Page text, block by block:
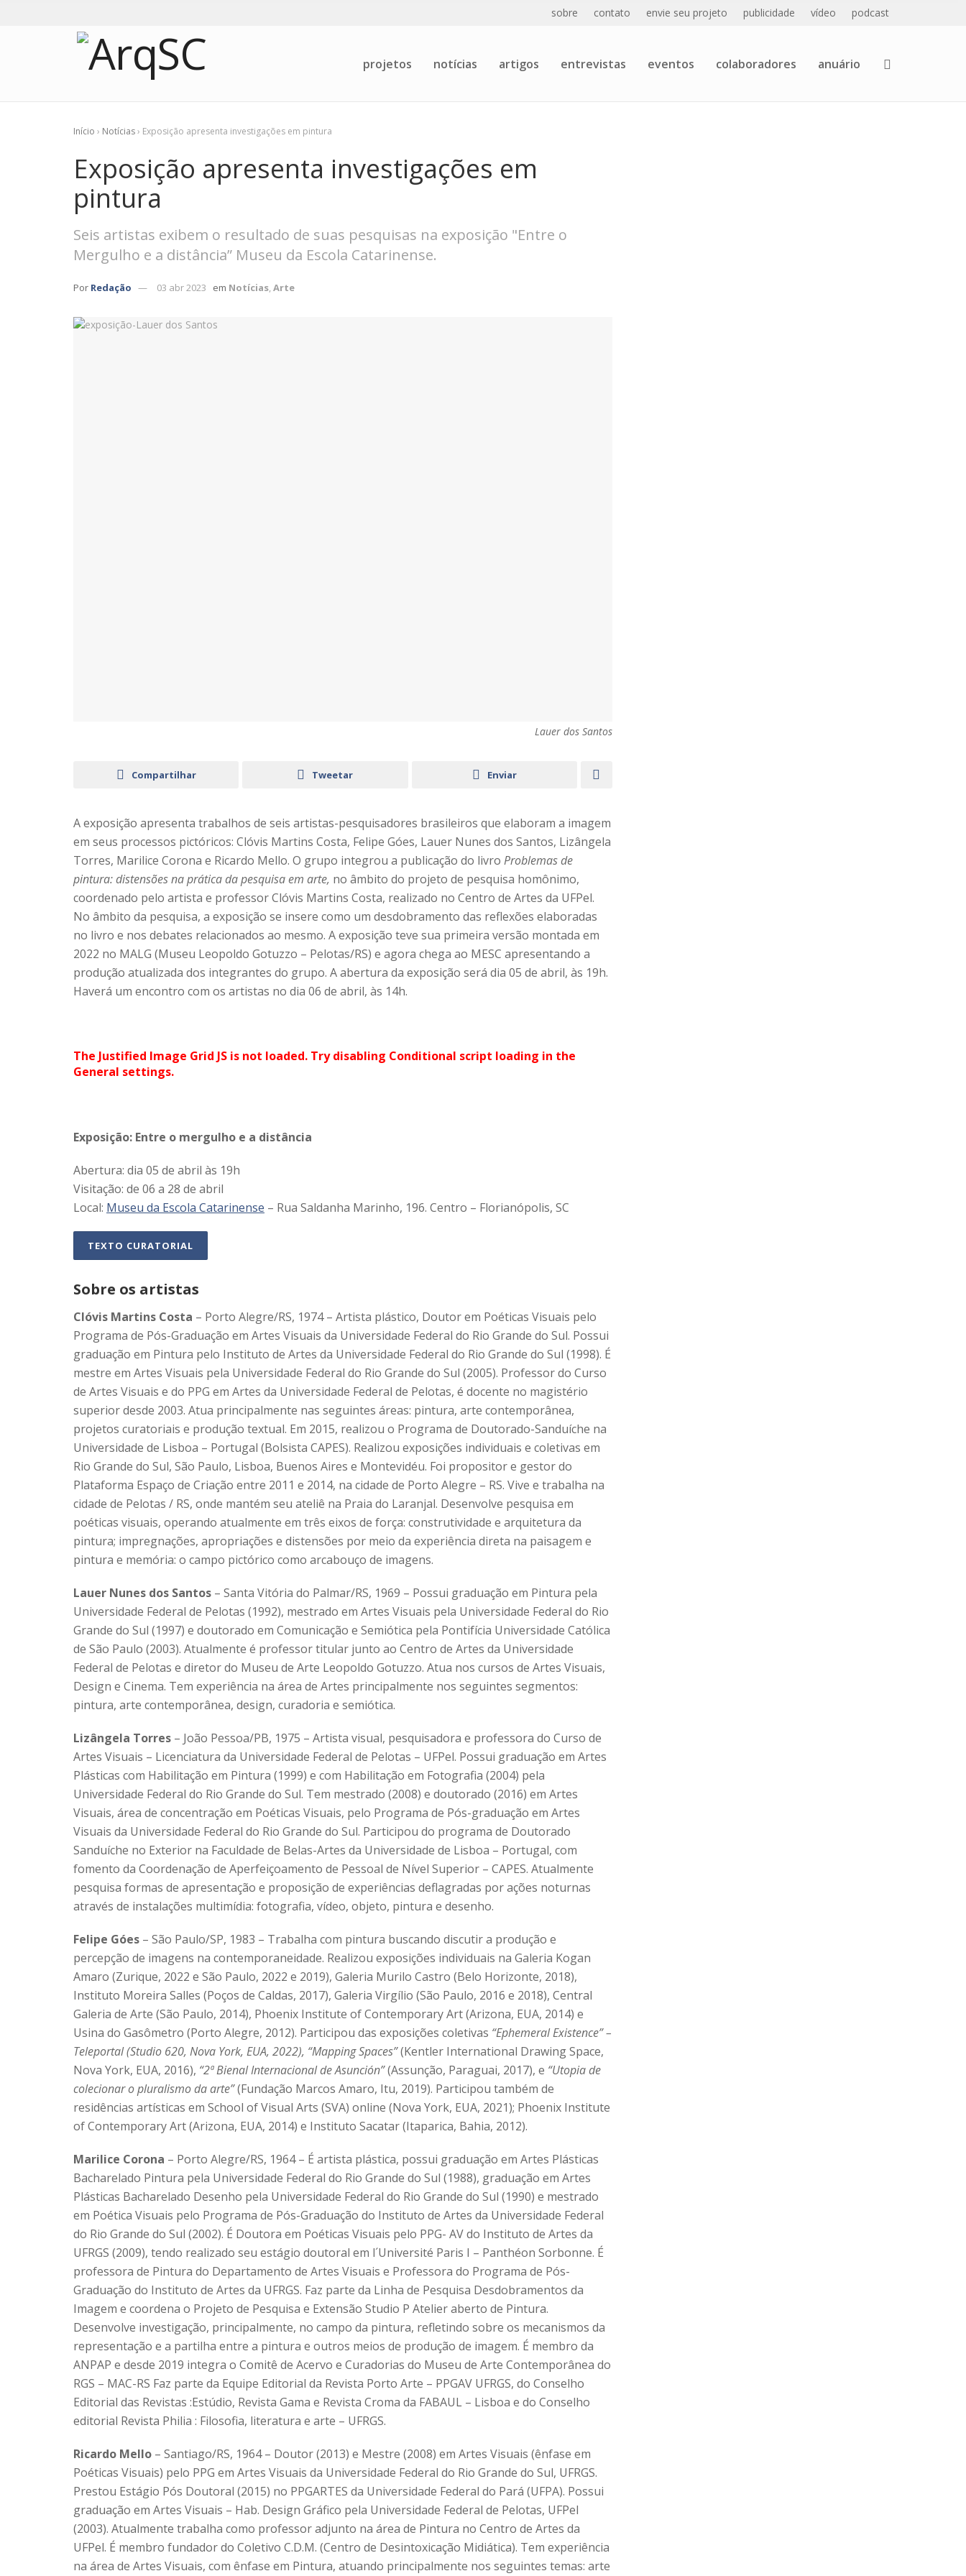
sobre contato envie seu projeto publicidade vídeo podcast
projetos notícias artigos entrevistas eventos colaboradores anuário
Início › Notícias› Exposição apresenta investigações em pintura
Exposição apresenta investigações em
pintura
Seis artistas exibem o resultado de suas pesquisas na exposição "Entre o
Mergulho e a distância” Museu da Escola Catarinense.
Por Redação 03 abr 2023 em Notícias Arte
Lauer dos Santos
Compartilhar Tweetar Enviar
A exposição apresenta trabalhos de seis artistas-pesquisadores brasileiros que elaboram a imagem
em seus processos pictóricos: Clóvis Martins Costa, Felipe Góes, Lauer Nunes dos Santos, Lizângela
Torres, Marilice Corona e Ricardo Mello. O grupo integrou a publicação do livro Problemas de
pintura: distensões na prática da pesquisa em arte, no âmbito do projeto de pesquisa homônimo,
coordenado pelo artista e professor Clóvis Martins Costa, realizado no Centro de Artes da UFPel.
No âmbito da pesquisa, a exposição se insere como um desdobramento das reflexões elaboradas
no livro e nos debates relacionados ao mesmo. A exposição teve sua primeira versão montada em
2022 no MALG (Museu Leopoldo Gotuzzo – Pelotas/RS) e agora chega ao MESC apresentando a
produção atualizada dos integrantes do grupo. A abertura da exposição será dia 05 de abril, às 19h.
Haverá um encontro com os artistas no dia 06 de abril, às 14h.
The Justified Image Grid JS is not loaded. Try disabling Conditional script loading in the
General settings.
Exposição: Entre o mergulho e a distância
Abertura: dia 05 de abril às 19h
Visitação: de 06 a 28 de abril
Local: Museu da Escola Catarinense – Rua Saldanha Marinho, 196. Centro – Florianópolis, SC
TEXTO CURATORIAL
Sobre os artistas
Clóvis Martins Costa – Porto Alegre/RS, 1974 – Artista plástico, Doutor em Poéticas Visuais pelo
Programa de Pós-Graduação em Artes Visuais da Universidade Federal do Rio Grande do Sul. Possui
graduação em Pintura pelo Instituto de Artes da Universidade Federal do Rio Grande do Sul (1998). É
mestre em Artes Visuais pela Universidade Federal do Rio Grande do Sul (2005). Professor do Curso
de Artes Visuais e do PPG em Artes da Universidade Federal de Pelotas, é docente no magistério
superior desde 2003. Atua principalmente nas seguintes áreas: pintura, arte contemporânea,
projetos curatoriais e produção textual. Em 2015, realizou o Programa de Doutorado-Sanduíche na
Universidade de Lisboa – Portugal (Bolsista CAPES). Realizou exposições individuais e coletivas em
Rio Grande do Sul, São Paulo, Lisboa, Buenos Aires e Montevidéu. Foi propositor e gestor do
Plataforma Espaço de Criação entre 2011 e 2014, na cidade de Porto Alegre – RS. Vive e trabalha na
cidade de Pelotas / RS, onde mantém seu ateliê na Praia do Laranjal. Desenvolve pesquisa em
poéticas visuais, operando atualmente em três eixos de força: construtividade e arquitetura da
pintura; impregnações, apropriações e distensões por meio da experiência direta na paisagem e
pintura e memória: o campo pictórico como arcabouço de imagens.
Lauer Nunes dos Santos – Santa Vitória do Palmar/RS, 1969 – Possui graduação em Pintura pela
Universidade Federal de Pelotas (1992), mestrado em Artes Visuais pela Universidade Federal do Rio
Grande do Sul (1997) e doutorado em Comunicação e Semiótica pela Pontifícia Universidade Católica
de São Paulo (2003). Atualmente é professor titular junto ao Centro de Artes da Universidade
Federal de Pelotas e diretor do Museu de Arte Leopoldo Gotuzzo. Atua nos cursos de Artes Visuais,
Design e Cinema. Tem experiência na área de Artes principalmente nos seguintes segmentos:
pintura, arte contemporânea, design, curadoria e semiótica.
Lizângela Torres – João Pessoa/PB, 1975 – Artista visual, pesquisadora e professora do Curso de
Artes Visuais – Licenciatura da Universidade Federal de Pelotas – UFPel. Possui graduação em Artes
Plásticas com Habilitação em Pintura (1999) e com Habilitação em Fotografia (2004) pela
Universidade Federal do Rio Grande do Sul. Tem mestrado (2008) e doutorado (2016) em Artes
Visuais, área de concentração em Poéticas Visuais, pelo Programa de Pós-graduação em Artes
Visuais da Universidade Federal do Rio Grande do Sul. Participou do programa de Doutorado
Sanduíche no Exterior na Faculdade de Belas-Artes da Universidade de Lisboa – Portugal, com
fomento da Coordenação de Aperfeiçoamento de Pessoal de Nível Superior – CAPES. Atualmente
pesquisa formas de apresentação e proposição de experiências deflagradas por ações noturnas
através de instalações multimídia: fotografia, vídeo, objeto, pintura e desenho.
Felipe Góes – São Paulo/SP, 1983 – Trabalha com pintura buscando discutir a produção e
percepção de imagens na contemporaneidade. Realizou exposições individuais na Galeria Kogan
Amaro (Zurique, 2022 e São Paulo, 2022 e 2019), Galeria Murilo Castro (Belo Horizonte, 2018),
Instituto Moreira Salles (Poços de Caldas, 2017), Galeria Virgílio (São Paulo, 2016 e 2018), Central
Galeria de Arte (São Paulo, 2014), Phoenix Institute of Contemporary Art (Arizona, EUA, 2014) e
Usina do Gasômetro (Porto Alegre, 2012). Participou das exposições coletivas “Ephemeral Existence” –
Teleportal (Studio 620, Nova York, EUA, 2022), “Mapping Spaces”(Kentler International Drawing Space,
Nova York, EUA, 2016), “2ª Bienal Internacional de Asunción”(Assunção, Paraguai, 2017), e “Utopia de
colecionar o pluralismo da arte”(Fundação Marcos Amaro, Itu, 2019). Participou também de
residências artísticas em School of Visual Arts (SVA) online (Nova York, EUA, 2021); Phoenix Institute
of Contemporary Art (Arizona, EUA, 2014) e Instituto Sacatar (Itaparica, Bahia, 2012).
Marilice Corona – Porto Alegre/RS, 1964 – É artista plástica, possui graduação em Artes Plásticas
Bacharelado Pintura pela Universidade Federal do Rio Grande do Sul (1988), graduação em Artes
Plásticas Bacharelado Desenho pela Universidade Federal do Rio Grande do Sul (1990) e mestrado
em Poética Visuais pelo Programa de Pós-Graduação do Instituto de Artes da Universidade Federal
do Rio Grande do Sul (2002). É Doutora em Poéticas Visuais pelo PPG- AV do Instituto de Artes da
UFRGS (2009), tendo realizado seu estágio doutoral em l´Université Paris I – Panthéon Sorbonne. É
professora de Pintura do Departamento de Artes Visuais e Professora do Programa de Pós-
Graduação do Instituto de Artes da UFRGS. Faz parte da Linha de Pesquisa Desdobramentos da
Imagem e coordena o Projeto de Pesquisa e Extensão Studio P Atelier aberto de Pintura.
Desenvolve investigação, principalmente, no campo da pintura, refletindo sobre os mecanismos da
representação e a partilha entre a pintura e outros meios de produção de imagem. É membro da
ANPAP e desde 2019 integra o Comitê de Acervo e Curadorias do Museu de Arte Contemporânea do
RGS – MAC-RS Faz parte da Equipe Editorial da Revista Porto Arte – PPGAV UFRGS, do Conselho
Editorial das Revistas :Estúdio, Revista Gama e Revista Croma da FABAUL – Lisboa e do Conselho
editorial Revista Philia : Filosofia, literatura e arte – UFRGS.
Ricardo Mello – Santiago/RS, 1964 – Doutor (2013) e Mestre (2008) em Artes Visuais (ênfase em
Poéticas Visuais) pelo PPG em Artes Visuais da Universidade Federal do Rio Grande do Sul, UFRGS.
Prestou Estágio Pós Doutoral (2015) no PPGARTES da Universidade Federal do Pará (UFPA). Possui
graduação em Artes Visuais – Hab. Design Gráfico pela Universidade Federal de Pelotas, UFPel
(2003). Atualmente trabalha como professor adjunto na área de Pintura no Centro de Artes da
UFPel. É membro fundador do Coletivo C.D.M. (Centro de Desintoxicação Midiática). Tem experiência
na área de Artes Visuais, com ênfase em Pintura, atuando principalmente nos seguintes temas: arte